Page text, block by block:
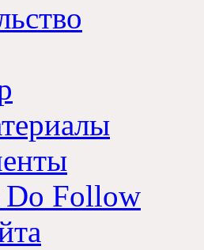
Do Follow